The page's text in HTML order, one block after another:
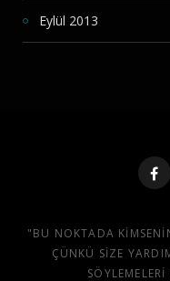
Eylül 2013
"BU NOKTADA
ÇÜNKÜ SIZE